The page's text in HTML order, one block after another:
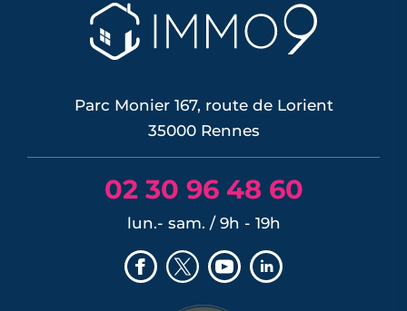
Parc Monier 167, route de Lorient
35000 Rennes
02 30 96 48 60
lun.- sam. / 9h - 19h